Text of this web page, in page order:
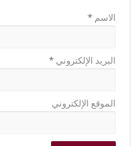
الاسم*
البريد الإلكتروني*
الموقع الإلكتروني